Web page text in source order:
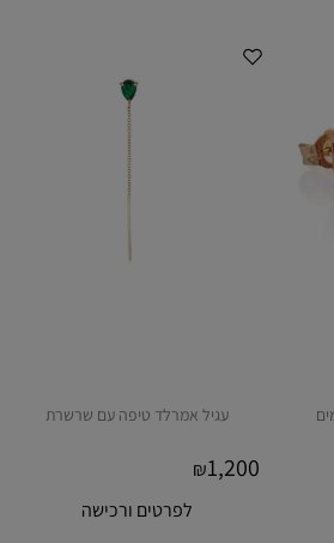
עגיל אמרלד טיפה עם שרשרת
₪1,200
לפרטים ורכישה